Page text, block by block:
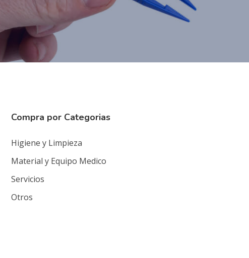
Compra por Categorias
Higiene y Limpieza
Material y Equipo Medico
Servicios
Otros